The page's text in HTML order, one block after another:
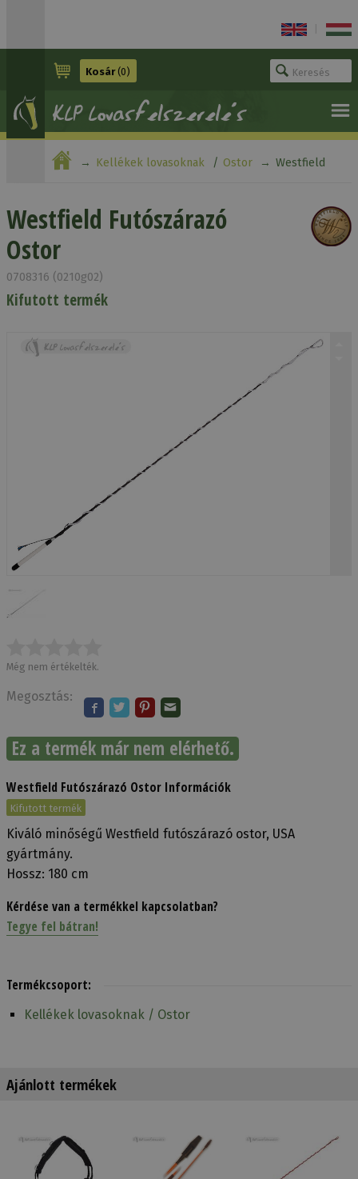
Kosár(0)
Kellékek lovasoknak Ostor Westfield
Westfield Futószárazó
Ostor
0708316 (0210g02)
Kifutott termék
Még nem értékelték.
Megosztás:
Ez a termék már nem elérhető.
Westfield Futószárazó Ostor Információk
Kifutott termék
Kiváló minőségű Westfield futószárazó ostor, USA
gyártmány.
Hossz: 180 cm
Kérdése van a termékkel kapcsolatban?
Tegye fel bátran!
Termékcsoport:
Kellékek lovasoknak / Ostor
Ajánlott termékek